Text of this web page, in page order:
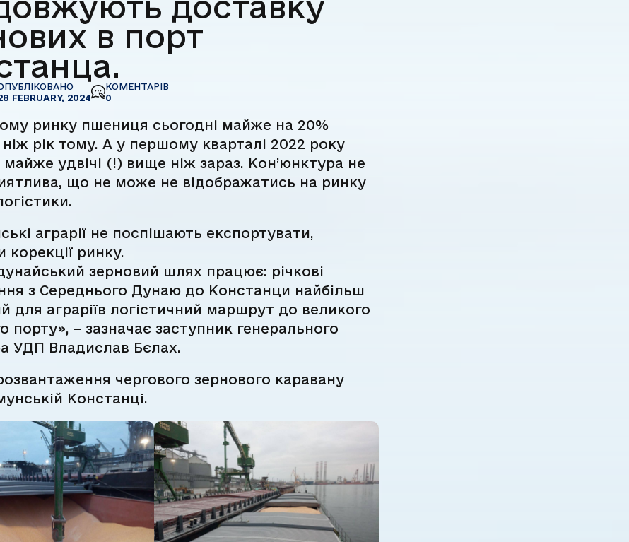
в порт
FEBRUARY, 2024
КОМЕНТАРІВ
0
ринку пшениця сьогодні майже на 20%
рік тому. А у першому кварталі 2022 року
майже удвічі (!) вище ніж зараз. Кон’юнктура не
що не може не відображатись на ринку
аграрії не поспішають експортувати,
корекції ринку.
зерновий шлях працює: річкові
з Середнього Дунаю до Констанци найбільш
для аграріїв логістичний маршрут до великого
порту», – зазначає заступник генерального
УДП Владислав Бєлах.
чергового зернового каравану
Констанці.